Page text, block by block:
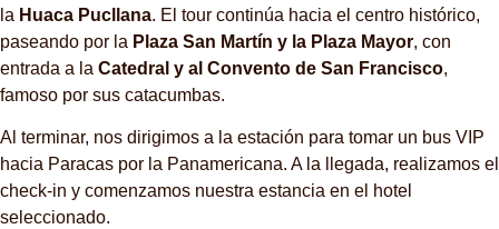
la Huaca Pucllana. El tour continúa hacia el centro histórico,
paseando por la Plaza San Martín y la Plaza Mayor, con
entrada a la Catedral y al Convento de San Francisco,
famoso por sus catacumbas.
Al terminar, nos dirigimos a la estación para tomar un bus VIP
hacia Paracas por la Panamericana. A la llegada, realizamos el
check-in y comenzamos nuestra estancia en el hotel
seleccionado.